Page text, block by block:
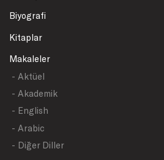
Biyografi
Kitaplar
Makaleler
- Aktüel
- Akademik
- English
- Arabic
- Diğer Diller